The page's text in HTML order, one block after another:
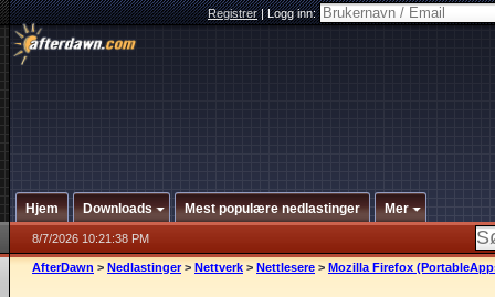
Registrer|Logg inn:
Hjem Downloads Mest populære nedlastinger Mer
8/7/2026 10:21:38 PM
AfterDawn > Nedlastinger > Nettverk > Nettlesere > Mozilla Firefox